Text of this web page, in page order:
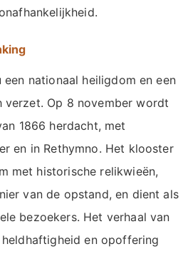
nationaal heiligdom en een
verzet. Op 8 november wordt
1866 herdacht, met
en in Rethymno. Het klooster
met historische relikwieën,
van de opstand, en dient als
bezoekers. Het verhaal van
en opoffering